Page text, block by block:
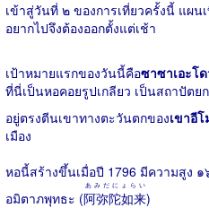
เข้าสู่วันที่ ๒ ของการเที่ยวครั้งนี้ แผ
อยากไปจึงต้องออกตั้งแต่เช้า
เป้าหมายแรกของวันนี้คือซาซาเอะโด
ที่นี่เป็นหอคอยรูปเกลียว เป็นสถาปัต
อยู่ตรงตีนเขาทางตะวันตกของเขาอีโ
เมือง
หอนี้สร้างขึ้นเมื่อปี 1796 มีความสูง
อมิตาภพุทธะ (阿弥陀如来
あみだにょらい
)